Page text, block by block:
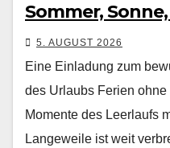
Sommer,
5. AUGUST 2026
Eine Einladung zum
des Urlaubs Ferien
Momente des Leer­laufs
Langeweile ist weit